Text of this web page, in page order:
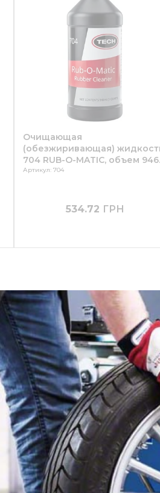
Очищающая
(обезжиривающая)
704 RUB-O-MATIC, объем 946
мл, TECH
Артикул: 704
534.72 ГРН